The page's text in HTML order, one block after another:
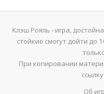
Только начил
арена смерти
Твоя мать шлюха
Электрическая
Клэш Рояль - игра,
стойкие смогут дойти
При копировании
Об